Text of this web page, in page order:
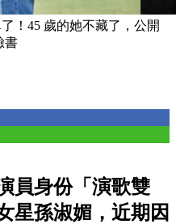
！45 歲的她不藏了，公開
書
員身份「演歌雙
星孫淑媚，近期因